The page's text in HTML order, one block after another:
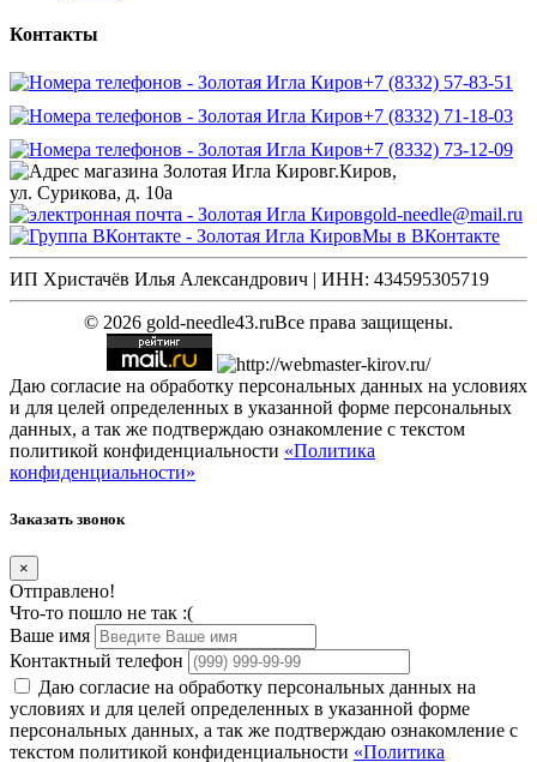
Контакты
+7 (8332) 57-83-51
+7 (8332) 71-18-03
+7 (8332) 73-12-09
г.Киров,
ул. Сурикова, д. 10а
gold-needle@mail.ru
Мы в ВКонтакте
ИП Христачёв Илья Александрович | ИНН: 434595305719
© 2026 gold-needle43.ruВсе права защищены.
Даю согласие на обработку персональных данных на условиях
и для целей определенных в указанной форме персональных
данных, а так же подтверждаю ознакомление с текстом
политикой конфиденциальности «Политика
конфиденциальности»
Заказать звонок
×
Отправлено!
Что-то пошло не так :(
Ваше имя
Контактный телефон
Даю согласие на обработку персональных данных на
условиях и для целей определенных в указанной форме
персональных данных, а так же подтверждаю ознакомление с
текстом политикой конфиденциальности «Политика